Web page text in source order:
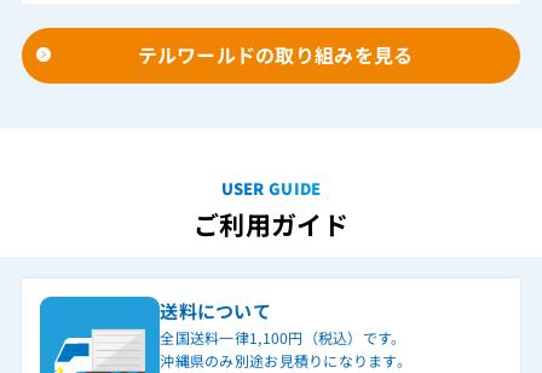
テルワールドの取り組みを見る
USER GUIDE
ご利用ガイド
送料について
全国送料一律1,100円（税込）です。
沖縄県のみ別途お見積りになります。